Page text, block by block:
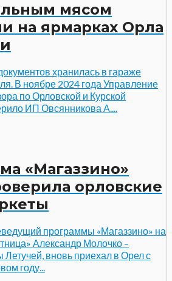
мясом
на ярмарках Орла
хранилась в гараже
В ноябре 2024 года Управление
по Орловской и Курской
ИП Овсянникова А....
«Магаззино»
орловские
программы «Магаззино» на
Александр Молочко –
Летучей, вновь приехал в Орел с
году...